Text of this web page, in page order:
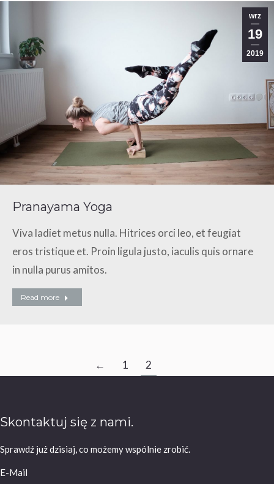
wrz
19
2019
Pranayama Yoga
Viva ladiet metus nulla. Hitrices orci leo, et feugiat
eros tristique et. Proin ligula justo, iaculis quis ornare
in nulla purus amitos.
Read more
← 1 2
Skontaktuj się z nami.
Sprawdź już dzisiaj, co możemy wspólnie zrobić.
E-Mail